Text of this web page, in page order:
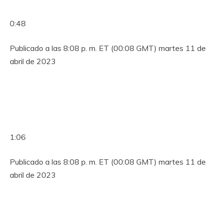
0:48
Publicado a las 8:08 p. m. ET (00:08 GMT) martes 11 de
abril de 2023
1:06
Publicado a las 8:08 p. m. ET (00:08 GMT) martes 11 de
abril de 2023